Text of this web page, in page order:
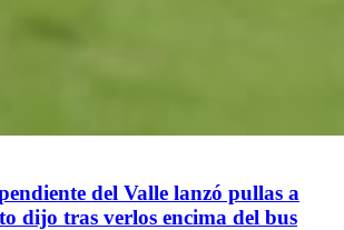
del Valle lanzó pullas a
dijo tras verlos encima del bus